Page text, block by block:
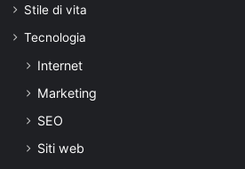
Stile di vita
Tecnologia
Internet
Marketing
SEO
Siti web